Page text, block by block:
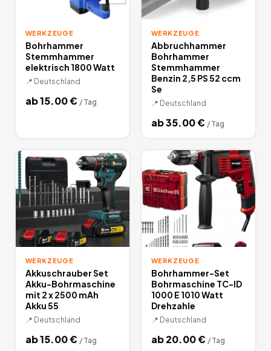
WERKZEUGE
Bohrhammer
Stemmhammer
elektrisch 1800 Watt
📍 Deutschland
ab15.00€ / Tag
WERKZEUGE
Abbruchhammer
Bohrhammer
Stemmhammer
Benzin 2,5 PS 52 ccm
Se
📍 Deutschland
ab35.00€ / Tag
WERKZEUGE
Akkuschrauber Set
Akku-Bohrmaschine
mit 2 x 2500 mAh
Akku 55
📍 Deutschland
ab15.00€ / Tag
WERKZEUGE
Bohrhammer-Set
Bohrmaschine TC-ID
1000 E 1010 Watt
Drehzahle
📍 Deutschland
ab20.00€ / Tag